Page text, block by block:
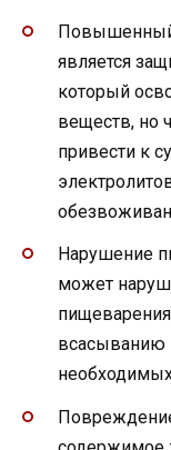
Повышенный
является
который
веществ, но
привести к
Нарушение
может
всасыванию